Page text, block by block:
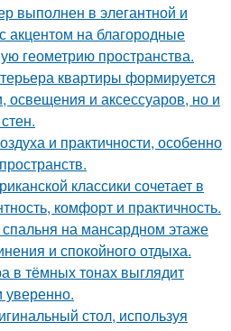
выполнен в элегантной и
акцентом на благородные
геометрию пространства.
квартиры формируется
освещения и аксессуаров, но и
и практичности, особенно
классики сочетает в
комфорт и практичность.
на мансардном этаже
и спокойного отдыха.
в тёмных тонах выглядит
уверенно.
стол, используя